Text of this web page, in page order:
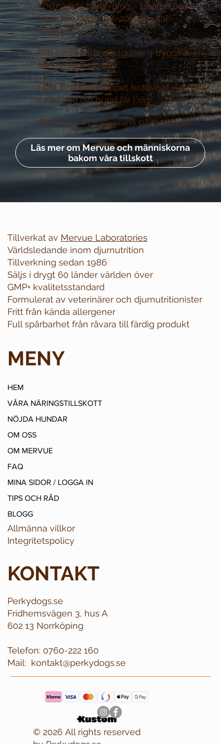
Kostnadsfri rådgivning –telefon och
mejl, alla dagar 08–20, helt utan
köpkrav
Läs mer om Mervue och människorna
bakom våra tillskott
Fritt från kända allergener –tryggt även
för känsliga hundar
Hela innehållet öppet redovisat –du ser
exakt vad din hund får i sig
Alltid fri frakt –leverans på 1–3 dagar
Tillverkat av Mervue Laboratories
Världsledande inom djurnutrition
Tillverkning sedan 1986
Säljs i drygt 60 länder världen över
GMP+ kvalitetsstandard
Formulerat av veterinärer och djurnutritionister
Fritt från kända allergener
Full spårbarhet från råvara till färdig produkt
MENY
HEM
VÅRA NÄRINGSTILLSKOTT
NÖJDA HUNDAR
OM OSS
OM MERVUE
FAQ
MINA SIDOR / LOGGA IN
TIPS OCH RÅD
BLOGG
Allmänna villkor
Integritetspolicy
KONTAKT
Perkydogs.se
Fridhemsvägen 3, hus A
602 13 Norrköping
Telefon: 0760-222 160
kontakt@perkydogs.se
Mail:
© 2026 All rights reserved